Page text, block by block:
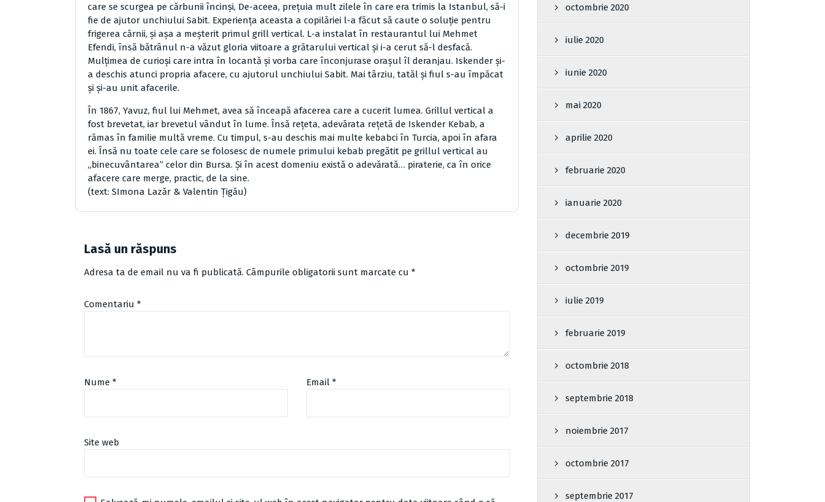
care se scurgea pe cărbunii încinși, De-aceea, prețuia mult zilele în care era trimis la Istanbul, să-i
fie de ajutor unchiului Sabit. Experiența aceasta a copilăriei l-a făcut să caute o soluție pentru
frigerea cărnii, și așa a meșterit primul grill vertical. L-a instalat în restaurantul lui Mehmet
Efendi, însă bătrânul n-a văzut gloria viitoare a grătarului vertical și i-a cerut să-l desfacă.
Mulțimea de curioși care intra în locantă și vorba care înconjurase orașul îl deranjau. Iskender și-
a deschis atunci propria afacere, cu ajutorul unchiului Sabit. Mai târziu, tatăl și fiul s-au împăcat
și și-au unit afacerile.
În 1867, Yavuz, fiul lui Mehmet, avea să înceapă afacerea care a cucerit lumea. Grillul vertical a
fost brevetat, iar brevetul vândut în lume. Însă rețeta, adevărata rețetă de Iskender Kebab, a
rămas în familie multă vreme. Cu timpul, s-au deschis mai multe kebabci în Turcia, apoi în afara
ei. Însă nu toate cele care se folosesc de numele primului kebab pregătit pe grillul vertical au
„binecuvântarea” celor din Bursa. Și în acest domeniu există o adevărată… piraterie, ca în orice
afacere care merge, practic, de la sine.
(text: SImona Lazăr & Valentin Țigău)
Lasă un răspuns
Adresa ta de email nu va fi publicată. Câmpurile obligatorii sunt marcate cu *
Comentariu *
Nume * Email *
Site web
octombrie 2020
iulie 2020
iunie 2020
mai 2020
aprilie 2020
februarie 2020
ianuarie 2020
decembrie 2019
octombrie 2019
iulie 2019
februarie 2019
octombrie 2018
septembrie 2018
noiembrie 2017
octombrie 2017
septembrie 2017